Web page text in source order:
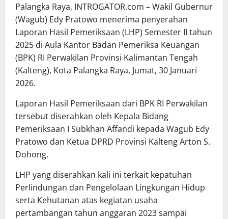
Palangka Raya, INTROGATOR.com – Wakil Gubernur
(Wagub) Edy Pratowo menerima penyerahan
Laporan Hasil Pemeriksaan (LHP) Semester II tahun
2025 di Aula Kantor Badan Pemeriksa Keuangan
(BPK) RI Perwakilan Provinsi Kalimantan Tengah
(Kalteng), Kota Palangka Raya, Jumat, 30 Januari
2026.
Laporan Hasil Pemeriksaan dari BPK RI Perwakilan
tersebut diserahkan oleh Kepala Bidang
Pemeriksaan I Subkhan Affandi kepada Wagub Edy
Pratowo dan Ketua DPRD Provinsi Kalteng Arton S.
Dohong.
LHP yang diserahkan kali ini terkait kepatuhan
Perlindungan dan Pengelolaan Lingkungan Hidup
serta Kehutanan atas kegiatan usaha
pertambangan tahun anggaran 2023 sampai